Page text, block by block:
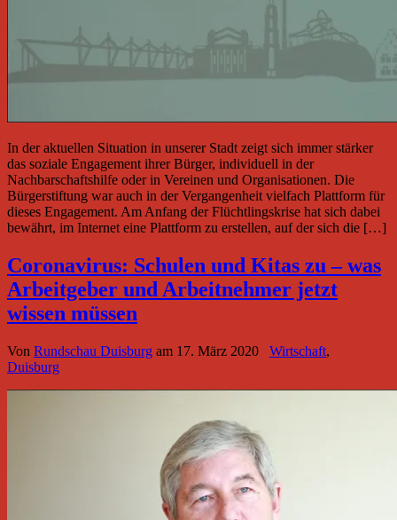
In der aktuellen Situation in unserer Stadt zeigt sich immer stärker
das soziale Engagement ihrer Bürger, individuell in der
Nachbarschaftshilfe oder in Vereinen und Organisationen. Die
Bürgerstiftung war auch in der Vergangenheit vielfach Plattform für
dieses Engagement. Am Anfang der Flüchtlingskrise hat sich dabei
bewährt, im Internet eine Plattform zu erstellen, auf der sich die […]
Coronavirus: Schulen und Kitas zu – was
Arbeitgeber und Arbeitnehmer jetzt
wissen müssen
Von Rundschau Duisburg am 17. März 2020 Wirtschaft,
Duisburg